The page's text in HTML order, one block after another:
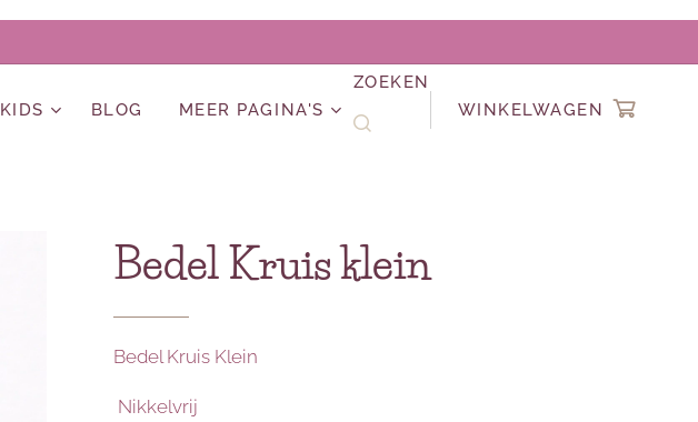
KIDS BLOG MEER PAGINA'S
ZOEKEN
WINKELWAGEN
Bedel Kruis klein
Bedel Kruis Klein
Nikkelvrij